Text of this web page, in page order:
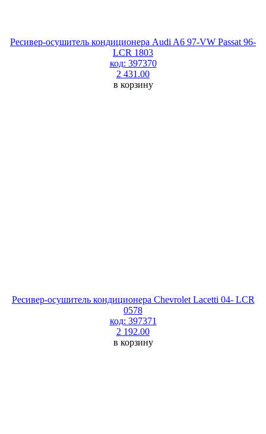
Ресивер-осушитель кондиционера Audi A6 97-VW Passat 96-
LCR 1803
код: 397370
2 431.00
в корзину
Ресивер-осушитель кондиционера Chevrolet Lacetti 04- LCR
0578
код: 397371
2 192.00
в корзину